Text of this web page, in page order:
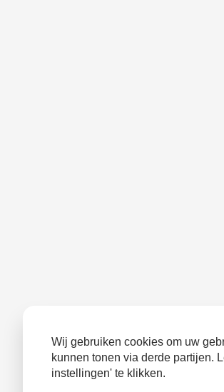
Wij gebruiken cookies om uw
kunnen tonen via derde partijen.
instellingen' te klikken.